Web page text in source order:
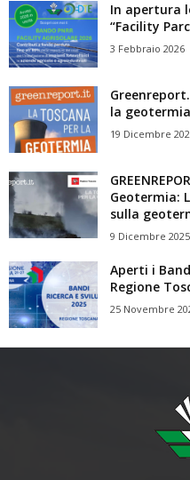
In apertura
“Facility
3 Febbraio 2026
la
19 Dicembre
Geotermia:
sulla
9 Dicembre 2025
Aperti i
Regione
25 Novembre